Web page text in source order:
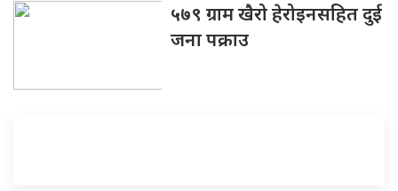
५७९ ग्राम खैरो हेरोइनसहित दुई
जना पक्राउ